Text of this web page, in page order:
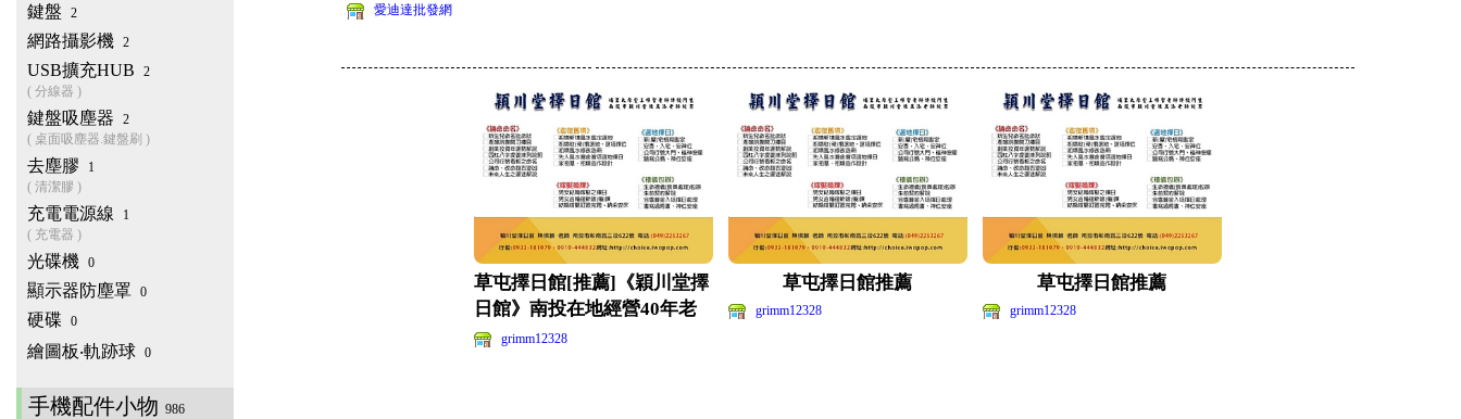
鍵盤 2
網路攝影機 2
USB擴充HUB
2
( 分線器 )
鍵盤吸塵器
2
( 桌面吸塵器.鍵盤刷 )
去塵膠
1
( 清潔膠 )
充電電源線
1
( 充電器 )
光碟機 0
顯示器防塵罩 0
硬碟 0
繪圖板‧軌跡球 0
手機配件小物 986
愛迪達批發網
草屯擇日館[推薦]《穎川堂擇
日館》南投在地經營40年老
經驗-陳棋麟老師
grimm12328
草屯擇日館推薦
grimm12328
草屯擇日館推薦
grimm12328